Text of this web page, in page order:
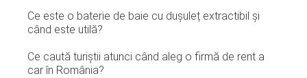
Ce este o baterie de baie cu dușuleț extractibil și
când este utilă?
Ce caută turiștii atunci când aleg o firmă de rent a
car în România?